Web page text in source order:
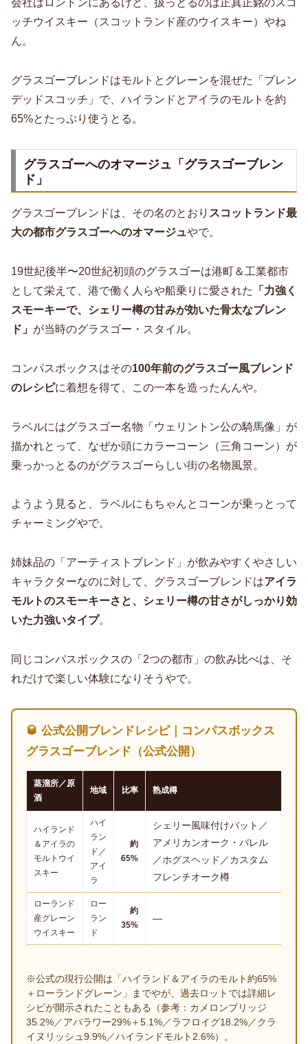
ッチウイスキー（スコットランド産のウイスキー）やね
ん。
グラスゴーブレンドはモルトとグレーンを混ぜた「ブレン
デッドスコッチ」で、ハイランドとアイラのモルトを約
65%とたっぷり使うとる。
グラスゴーへのオマージュ「グラスゴーブレン
ド」
グラスゴーブレンドは、その名のとおり スコットランド最
大の都市グラスゴーへのオマージュやで。
19世紀後半〜20世紀初頭のグラスゴーは港町＆工業都市
として栄えて、港で働く人らや船乗りに愛された
「力強く
スモーキーで、シェリー樽の甘みが効いた骨太なブレン
ド」 が当時のグラスゴー・スタイル。
コンパスボックスはその100年前のグラスゴー風ブレンド
のレシピに着想を得て、この一本を造ったんんや。
ラベルにはグラスゴー名物「ウェリントン公の騎馬像」が
描かれとって、なぜか頭にカラーコーン（三角コーン）が
乗っかっとるのがグラスゴーらしい街の名物風景。
ようよう見ると、ラベルにもちゃんとコーンが乗っとって
チャーミングやで。
姉妹品の「アーティストブレンド」が飲みやすくやさしい
キャラクターなのに対して、グラスゴーブレンドはアイラ
モルトのスモーキーさと、シェリー樽の甘さがしっかり効
いた力強いタイプ。
同じコンパスボックスの「2つの都市」の飲み比べは、そ
れだけで楽しい体験になりそうやで。
🥃 公式公開ブレンドレシピ｜コンパスボックス
グラスゴーブレンド（公式公開）
蒸溜所／原
酒
地域 比率 熟成樽
ハイランド
＆アイラの
モルトウイ
スキー
ハイ
ラン
ド／
アイ
ラ
約
65%
シェリー風味付けバット／
アメリカンオーク・バレル
／ホグスヘッド／カスタム
フレンチオーク樽
ローランド
産グレーン
ウイスキー
ロー
ラン
ド
約
35%
—
※公式の現行公開は「ハイランド＆アイラのモルト約65%
＋ローランドグレーン」までやが、過去ロットでは詳細レ
シピが開示されたこともある（参考：カメロンブリッジ
35.2%／アバラワー29%＋5.1%／ラフロイグ18.2%／クラ
イヌリッシュ9.9%／ハイランドモルト2.6%）。